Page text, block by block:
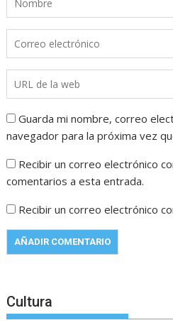
Guarda mi nombre, correo
navegador para la próxima vez
Recibir un correo electrónico
comentarios a esta entrada.
Recibir un correo electrónico
Cultura